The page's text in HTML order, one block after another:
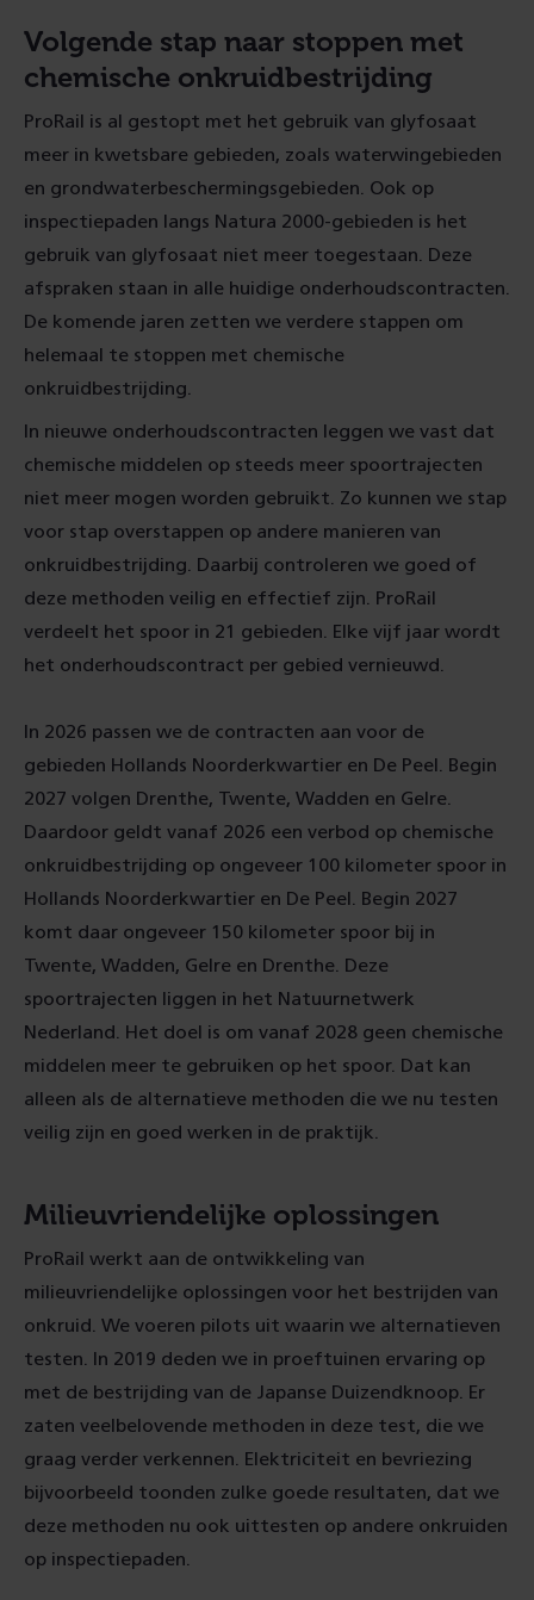
Volgende stap naar stoppen met
chemische onkruidbestrijding
ProRail is al gestopt met het gebruik van glyfosaat
meer in kwetsbare gebieden, zoals waterwingebieden
en grondwaterbeschermingsgebieden. Ook op
inspectiepaden langs Natura 2000-gebieden is het
gebruik van glyfosaat niet meer toegestaan. Deze
afspraken staan in alle huidige onderhoudscontracten.
De komende jaren zetten we verdere stappen om
helemaal te stoppen met chemische
onkruidbestrijding.
In nieuwe onderhoudscontracten leggen we vast dat
chemische middelen op steeds meer spoortrajecten
niet meer mogen worden gebruikt. Zo kunnen we stap
voor stap overstappen op andere manieren van
onkruidbestrijding. Daarbij controleren we goed of
deze methoden veilig en effectief zijn. ProRail
verdeelt het spoor in 21 gebieden. Elke vijf jaar wordt
het onderhoudscontract per gebied vernieuwd.
In 2026 passen we de contracten aan voor de
gebieden Hollands Noorderkwartier en De Peel. Begin
2027 volgen Drenthe, Twente, Wadden en Gelre.
Daardoor geldt vanaf 2026 een verbod op chemische
onkruidbestrijding op ongeveer 100 kilometer spoor in
Hollands Noorderkwartier en De Peel. Begin 2027
komt daar ongeveer 150 kilometer spoor bij in
Twente, Wadden, Gelre en Drenthe. Deze
spoortrajecten liggen in het Natuurnetwerk
Nederland. Het doel is om vanaf 2028 geen chemische
middelen meer te gebruiken op het spoor. Dat kan
alleen als de alternatieve methoden die we nu testen
veilig zijn en goed werken in de praktijk.
Milieuvriendelijke oplossingen
ProRail werkt aan de ontwikkeling van
milieuvriendelijke oplossingen voor het bestrijden van
onkruid. We voeren pilots uit waarin we alternatieven
testen. In 2019 deden we in proeftuinen ervaring op
met de bestrijding van de Japanse Duizendknoop.
Er
zaten veelbelovende methoden in deze test, die we
graag verder verkennen. Elektriciteit en bevriezing
bijvoorbeeld toonden zulke goede resultaten, dat we
deze methoden nu ook uittesten op andere onkruiden
op inspectiepaden.